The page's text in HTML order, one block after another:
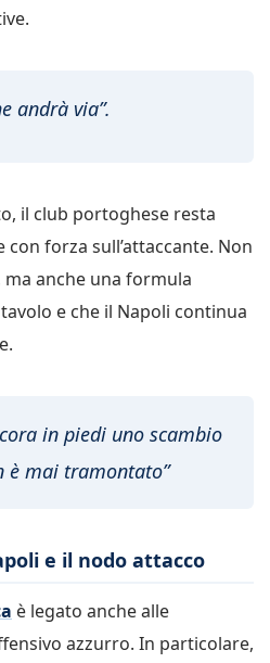
andrà via”.
il club portoghese resta
forza sull’attaccante. Non
ma anche una formula
e che il Napoli continua
in piedi uno scambio
è mai tramontato”
e il nodo attacco
è legato anche alle
azzurro. In particolare,